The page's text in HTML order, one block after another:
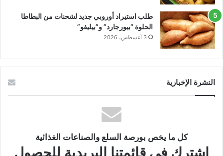
طلب استيراد أوروبي جديد لشحنات من البطاطا
الحلوة “بيورجارد” و”بيليفو”
3 أغسطس، 2026
النشرة الإخبارية
كل ما يخص بورصة السلع والصناعات الغذائية
اشترك في قائمتنا البريدية للحصول